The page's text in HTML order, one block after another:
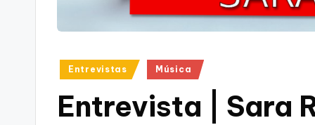
Publicado
Entrevistas Música
Entrevista | Sara